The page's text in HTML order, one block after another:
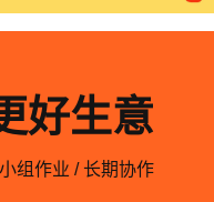
好生意
组作业 / 长期协作